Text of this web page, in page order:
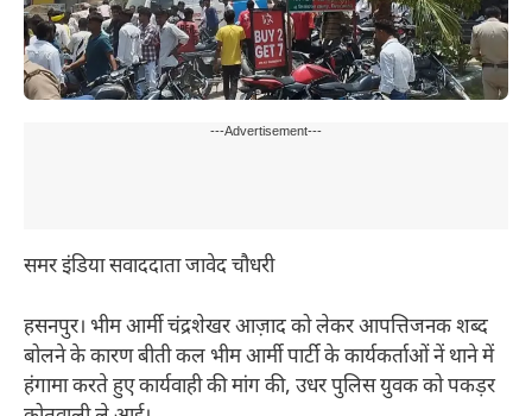
---Advertisement---
समर इंडिया सवाददाता जावेद चौधरी
हसनपुर। भीम आर्मी चंद्रशेखर आज़ाद को लेकर आपत्तिजनक शब्द
बोलने के कारण बीती कल भीम आर्मी पार्टी के कार्यकर्ताओं नें थाने में
हंगामा करते हुए कार्यवाही की मांग की, उधर पुलिस युवक को पकड़र